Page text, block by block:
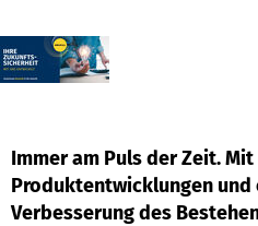
Immer am Puls der Zeit.
Produktentwicklungen
Verbesserung des